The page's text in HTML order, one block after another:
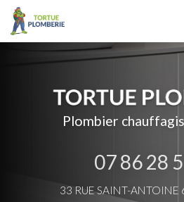
Aller
contenu
Plombier
07 86 28
33 RUE SAINT-ANTOINE